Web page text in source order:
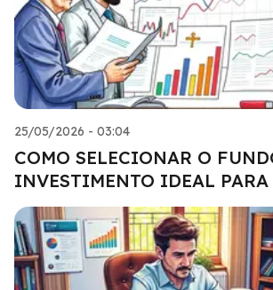
25/05/2026 - 03:04
COMO SELECIONAR O
INVESTIMENTO IDEAL PARA